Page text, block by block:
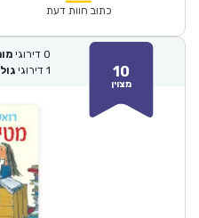
₪70.00.
כתוב חוות דעת
10
מצוין
0 דירוגי
1 דירוגי